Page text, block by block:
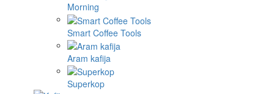
Morning
Smart Coffee Tools
Aram kafija
Superkop